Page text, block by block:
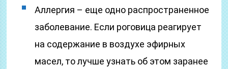
Аллергия – еще одно распространенное
заболевание. Если роговица реагирует
на содержание в воздухе эфирных
масел, то лучше узнать об этом заранее